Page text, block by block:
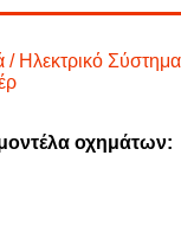
Σύστημα
οχημάτων: